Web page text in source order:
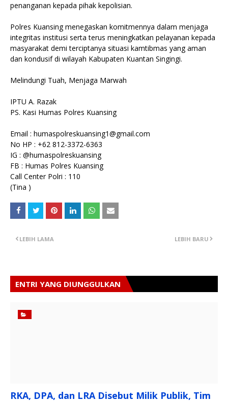
penanganan kepada pihak kepolisian.
Polres Kuansing menegaskan komitmennya dalam menjaga
integritas institusi serta terus meningkatkan pelayanan kepada
masyarakat demi terciptanya situasi kamtibmas yang aman
dan kondusif di wilayah Kabupaten Kuantan Singingi.
Melindungi Tuah, Menjaga Marwah
IPTU A. Razak
PS. Kasi Humas Polres Kuansing
Email : humaspolreskuansing1@gmail.com
No HP : +62 812-3372-6363
IG : @humaspolreskuansing
FB : Humas Polres Kuansing
Call Center Polri : 110
(Tina )
LEBIH BARU
LEBIH LAMA
ENTRI YANG DIUNGGULKAN
RKA, DPA, dan LRA Disebut Milik Publik, Tim